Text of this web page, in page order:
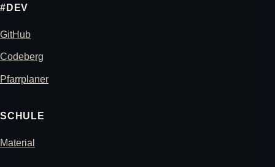
#DEV
GitHub
Codeberg
Pfarrplaner
SCHULE
Material